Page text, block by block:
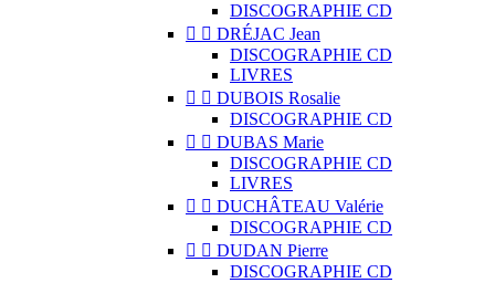
DISCOGRAPHIE CD
  DRÉJAC Jean
DISCOGRAPHIE CD
LIVRES
  DUBOIS Rosalie
DISCOGRAPHIE CD
  DUBAS Marie
DISCOGRAPHIE CD
LIVRES
  DUCHÂTEAU Valérie
DISCOGRAPHIE CD
  DUDAN Pierre
DISCOGRAPHIE CD